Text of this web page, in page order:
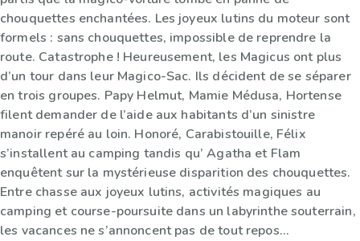
chouquettes enchantées. Les joyeux lutins du moteur sont
formels : sans chouquettes, impossible de reprendre la
route. Catastrophe ! Heureusement, les Magicus ont plus
d’un tour dans leur Magico-Sac. Ils décident de se séparer
en trois groupes. Papy Helmut, Mamie Médusa, Hortense
filent demander de l’aide aux habitants d’un sinistre
manoir repéré au loin. Honoré, Carabistouille, Félix
s’installent au camping tandis qu’ Agatha et Flam
enquêtent sur la mystérieuse disparition des chouquettes.
Entre chasse aux joyeux lutins, activités magiques au
camping et course-poursuite dans un labyrinthe souterrain,
les vacances ne s’annoncent pas de tout repos…